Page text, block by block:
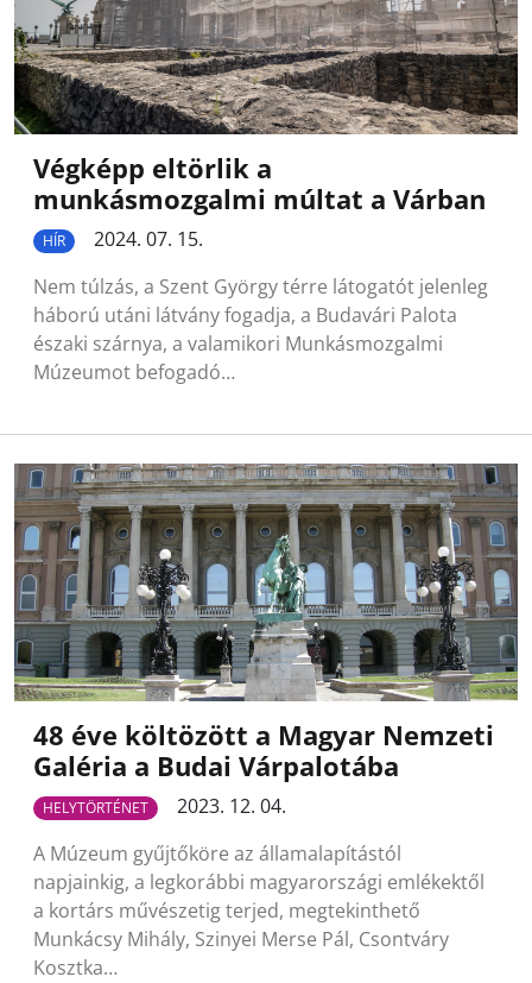
Végképp eltörlik a
munkásmozgalmi múltat a Várban
HÍR
2024. 07. 15.
Nem túlzás, a Szent György térre látogatót jelenleg
háború utáni látvány fogadja, a Budavári Palota
északi szárnya, a valamikori Munkásmozgalmi
Múzeumot befogadó…
48 éve költözött a Magyar Nemzeti
Galéria a Budai Várpalotába
HELYTÖRTÉNET
2023. 12. 04.
A Múzeum gyűjtőköre az államalapítástól
napjainkig, a legkorábbi magyarországi emlékektől
a kortárs művészetig terjed, megtekinthető
Munkácsy Mihály, Szinyei Merse Pál, Csontváry
Kosztka…